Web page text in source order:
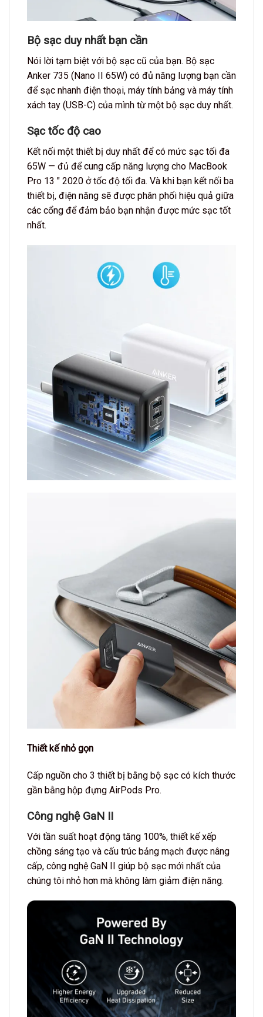
Bộ sạc duy nhất bạn cần
Nói lời tạm biệt với bộ sạc cũ của bạn. Bộ sạc
Anker 735 (Nano II 65W) có đủ năng lượng bạn cần
để sạc nhanh điện thoại, máy tính bảng và máy tính
xách tay (USB-C) của mình từ một bộ sạc duy nhất.
Sạc tốc độ cao
Kết nối một thiết bị duy nhất để có mức sạc tối đa
65W — đủ để cung cấp năng lượng cho MacBook
Pro 13 ″ 2020 ở tốc độ tối đa. Và khi bạn kết nối ba
thiết bị, điện năng sẽ được phân phối hiệu quả giữa
các cổng để đảm bảo bạn nhận được mức sạc tốt
nhất.
Thiết kế nhỏ gọn
Cấp nguồn cho 3 thiết bị bằng bộ sạc có kích thước
gần bằng hộp đựng AirPods Pro.
Công nghệ GaN II
Với tần suất hoạt động tăng 100%, thiết kế xếp
chồng sáng tạo và cấu trúc bảng mạch được nâng
cấp, công nghệ GaN II giúp bộ sạc mới nhất của
chúng tôi nhỏ hơn mà không làm giảm điện năng.